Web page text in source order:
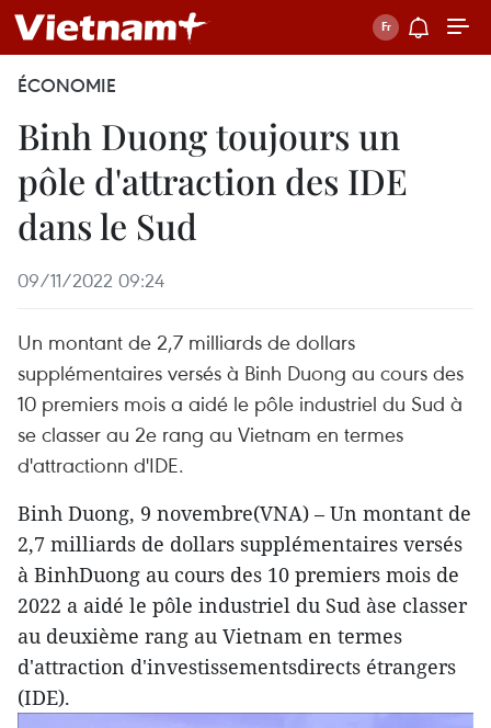
ÉCONOMIE
Binh Duong toujours un
pôle d'attraction des IDE
dans le Sud
09/11/2022 09:24
Un montant de 2,7 milliards de dollars
supplémentaires versés à Binh Duong au cours des
10 premiers mois a aidé le pôle industriel du Sud à
se classer au 2e rang au Vietnam en termes
d'attractionn d'IDE.
Binh Duong, 9 novembre(VNA) – Un montant de
2,7 milliards de dollars supplémentaires versés
à BinhDuong au cours des 10 premiers mois de
2022 a aidé le pôle industriel du Sud àse classer
au deuxième rang au Vietnam en termes
d'attraction d'investissementsdirects étrangers
(IDE).